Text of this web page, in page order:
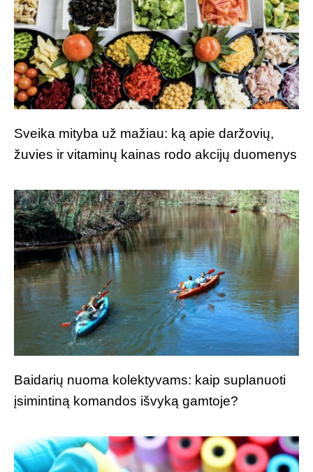
Sveika mityba už mažiau: ką apie daržovių,
žuvies ir vitaminų kainas rodo akcijų duomenys
Baidarių nuoma kolektyvams: kaip suplanuoti
įsimintiną komandos išvyką gamtoje?